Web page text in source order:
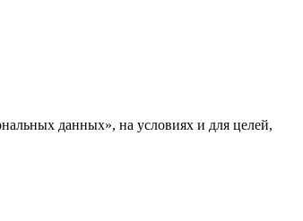
данных», на условиях и для целей,